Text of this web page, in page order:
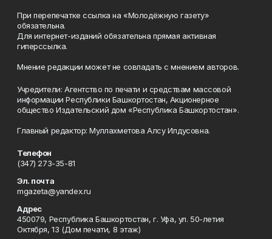
При перепечатке ссылка на «Молодёжную газету»
обязательна.
Для интернет-изданий обязательна прямая активная
гиперссылка.
Мнение редакции может не совпадать с мнением авторов.
Учредители: Агентство по печати и средствам массовой
информации Республики Башкортостан, Акционерное
общество Издательский дом «Республика Башкортостан».
Главный редактор: Муллахметова Алсу Илдусовна.
Телефон
(347) 273-35-81
Эл. почта
mgazeta@yandex.ru
Адрес
450079, Республика Башкортостан, г. Уфа, ул. 50-летия
Октября, 13 (Дом печати, 8 этаж)